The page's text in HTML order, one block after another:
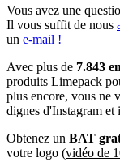
Que vous dirigiez un
traiteur, nos
fonction pratique :
variété de tailles, de
conçues pour
marque à chaque
le monde
Vous avez une
Il vous suffit de nous
un e-mail !
Avec plus de 7.843
produits Limepack
plus encore, vous ne
dignes d'Instagram et
Obtenez un BAT
votre logo (vidéo de